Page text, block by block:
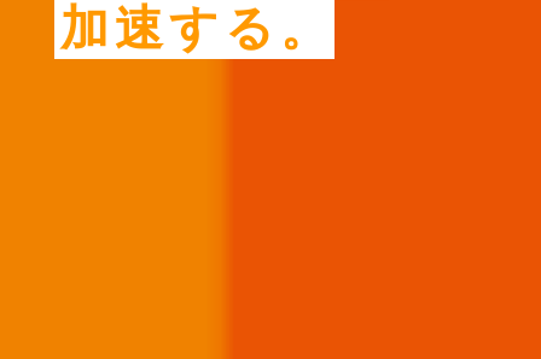
加速する。